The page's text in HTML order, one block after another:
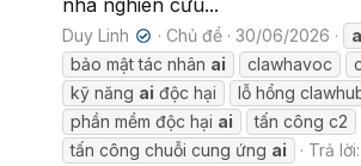
Duy Linh ✔ Chủ đề 30/06/2026
bảo mật tác nhân ai clawhavoc
kỹ năng ai độc hại lỗ hổng
phần mềm độc hại ai
tấn công c2
tấn công chuỗi cung ứng ai Trả